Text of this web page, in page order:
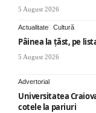
5 August 2026
Actualitate Cultură
Pâinea la țăst, pe
5 August 2026
Advertorial
Universitatea
cotele la pariuri